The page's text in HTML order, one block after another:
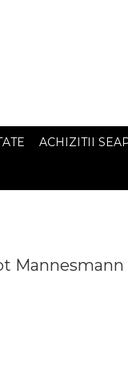
ACHIZITII
Mannesmann